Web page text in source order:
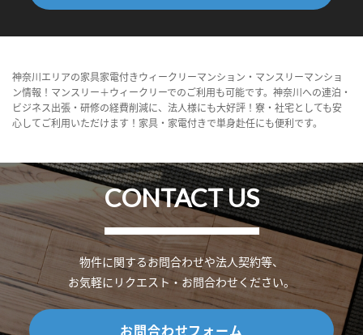
神奈川エリアの家具家電付きウィークリーマンション・マンスリーマンショ
ン情報！マンスリー＋ウィークリーでのご利用も可能です。神奈川への連泊・
ビジネス出張・研修の経費削減に、法人様にも大好評！寮・社宅としても安
心してご利用いただけます！家具・家電付きで単身赴任にも便利です。
CONTACT US
物件に関するお問合わせや法人契約等、
お気軽にリクエスト・お問合わせください。
お問合わせフォーム